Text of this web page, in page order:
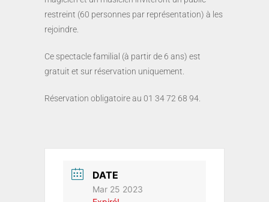
restreint (60 personnes par représentation) à les
rejoindre.
Ce spectacle familial (à partir de 6 ans) est
gratuit et sur réservation uniquement.
Réservation obligatoire au 01 34 72 68 94.
DATE
Mar 25 2023